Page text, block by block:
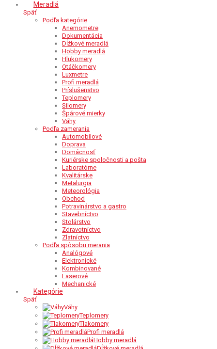
Meradlá
Späť
Podľa kategórie
Anemometre
Dokumentácia
Dĺžkové meradlá
Hobby meradlá
Hlukomery
Otáčkomery
Luxmetre
Profi meradlá
Príslušenstvo
Teplomery
Silomery
Špárové mierky
Váhy
Podľa zamerania
Automobilové
Doprava
Domácnosť
Kuriérske spoločnosti a pošta
Laboratórne
Kvalitárske
Metalurgia
Meteorológia
Obchod
Potravinárstvo a gastro
Stavebníctvo
Stolárstvo
Zdravotníctvo
Zlatníctvo
Podľa spôsobu merania
Analógové
Elektronické
Kombinované
Laserové
Mechanické
Kategórie
Späť
Váhy
Teplomery
Tlakomery
Profi meradlá
Hobby meradlá